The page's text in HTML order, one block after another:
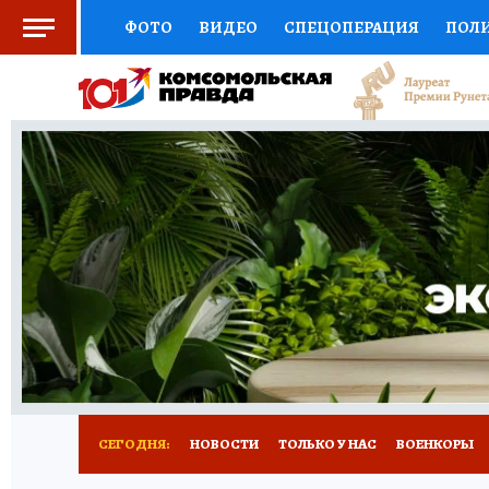
ФОТО ВИДЕО СПЕЦОПЕРАЦИЯ
СОЦПОДДЕРЖКА НАУКА СПОРТ
ВЫБОР ЭКСПЕРТОВ ДОКТОР
КНИЖНАЯ ПОЛКА ПРОГНОЗЫ НА СПОРТ
ПРЕСС-ЦЕНТР НЕДВИЖИМОСТЬ
РАДИО КП РЕКЛАМА ТЕСТЫ НОВОЕ
СЕГОДНЯ: НОВОСТИ ТОЛЬКО У НАС ВОЕНКОРЫ